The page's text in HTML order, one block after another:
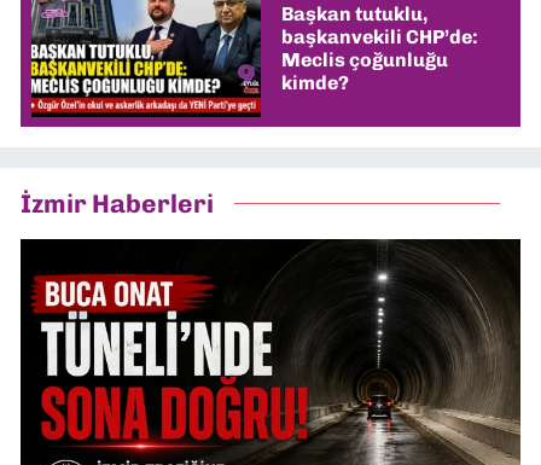
Başkan tutuklu,
başkanvekili CHP’de:
Meclis çoğunluğu
kimde?
İzmir Haberleri